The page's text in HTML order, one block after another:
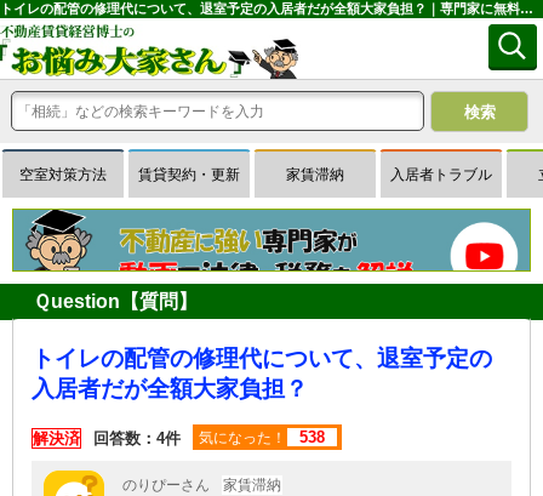
トイレの配管の修理代について、退室予定の入居者だが全額大家負担？｜専門家に無料相談できる賃貸経営Ｑ＆Ａサイトはお悩み大家さん
空室対策方法 賃貸契約・更新 家賃滞納 入居者トラブル
Ｑuestion【質問】
トイレの配管の修理代について、退室予定の
入居者だが全額大家負担？
解決済 回答数：4件 気になった！ 538
のりぴーさん
家賃滞納